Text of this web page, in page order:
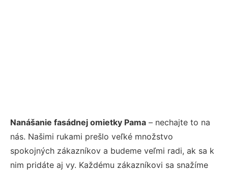
Nanášanie fasádnej omietky Pama – nechajte to na
nás. Našimi rukami prešlo veľké množstvo
spokojných zákazníkov a budeme veľmi radi, ak sa k
nim pridáte aj vy. Každému zákazníkovi sa snažíme